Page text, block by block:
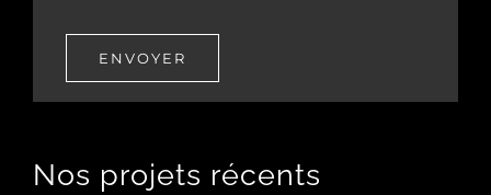
ENVOYER
Nos projets récents